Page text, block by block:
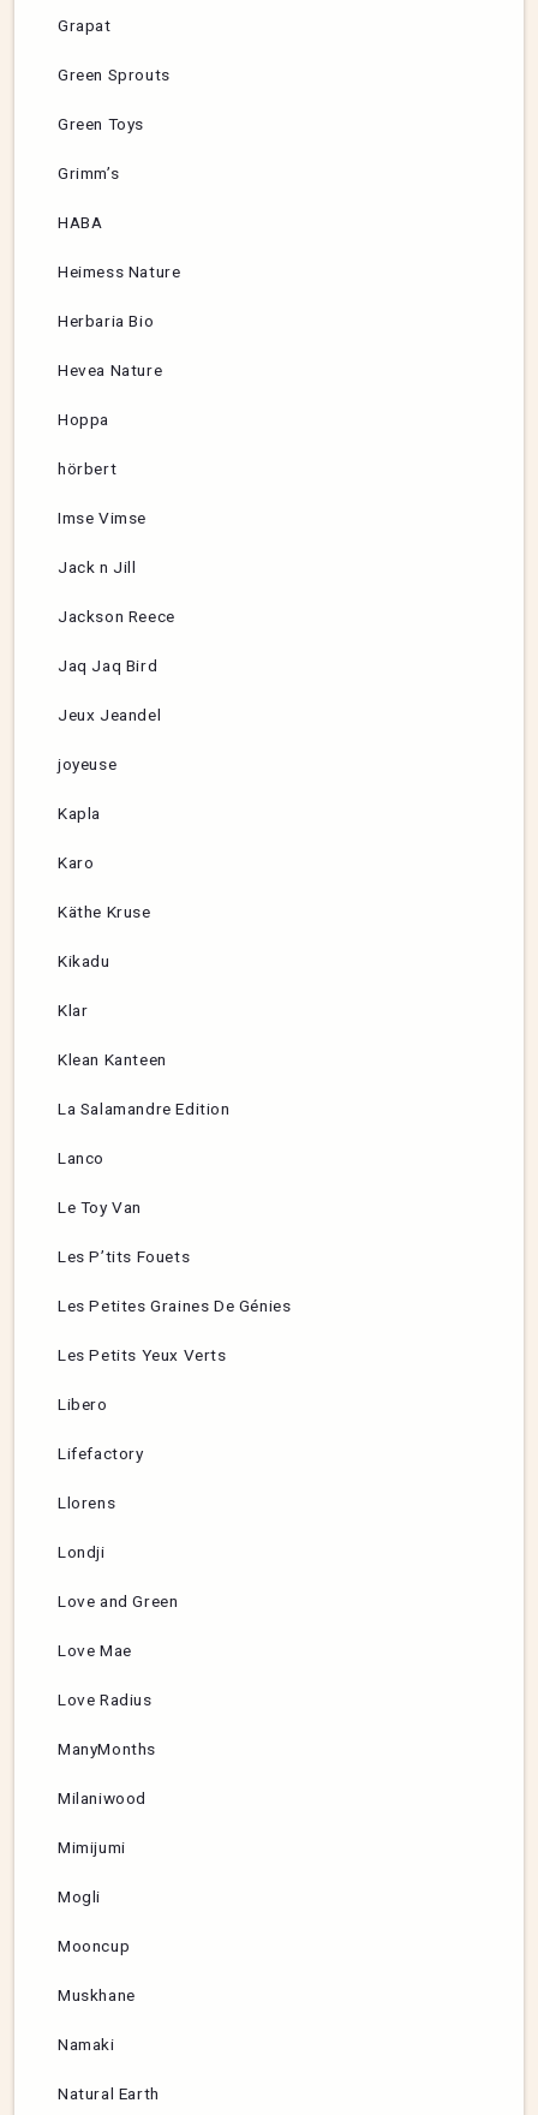
Grapat
Green Sprouts
Green Toys
Grimm’s
HABA
Heimess Nature
Herbaria Bio
Hevea Nature
Hoppa
hörbert
Imse Vimse
Jack n Jill
Jackson Reece
Jaq Jaq Bird
Jeux Jeandel
joyeuse
Kapla
Karo
Käthe Kruse
Kikadu
Klar
Klean Kanteen
La Salamandre Edition
Lanco
Le Toy Van
Les P’tits Fouets
Les Petites Graines De Génies
Les Petits Yeux Verts
Libero
Lifefactory
Llorens
Londji
Love and Green
Love Mae
Love Radius
ManyMonths
Milaniwood
Mimijumi
Mogli
Mooncup
Muskhane
Namaki
Natural Earth